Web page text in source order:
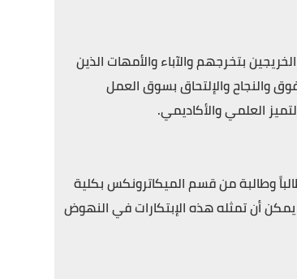
بتخرجهم والآباء والأمهات الذين
والنجاح والإلتحاق بسوق العمل
العلمي والأكاديمي.
وزير التعليم العالي هذه الخطوة النوعية للجامعة في تنظيم حفل تخرج لـ52 طالباً وطالبة من قسم الميكاترونكس بكلية
يمكن أن تمثله هذه الإبتكارات في النهوض